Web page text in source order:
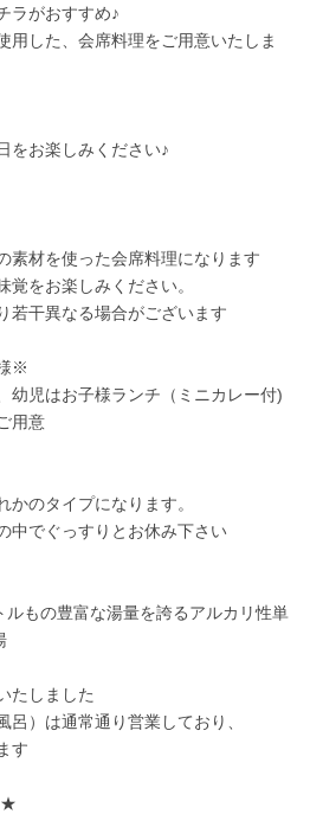
ラがおすすめ♪
用した、会席料理をご用意いたしま
をお楽しみください♪
素材を使った会席料理になります
覚をお楽しみください。
若干異なる場合がございます
※
幼児はお子様ランチ（ミニカレー付)
用意
のタイプになります。
中でぐっすりとお休み下さい
もの豊富な湯量を誇るアルカリ性単
たしました
）は通常通り営業しており、
す